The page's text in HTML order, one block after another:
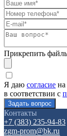
Прикрепить
Я даю согласие
в соответствии с
Контакты
+7 (383) 235-94-83
zgm-prom@bk.ru